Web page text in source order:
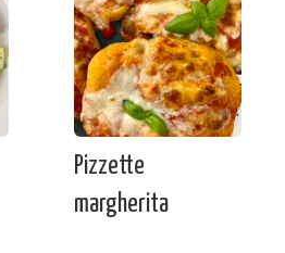
Pizzette
margherita